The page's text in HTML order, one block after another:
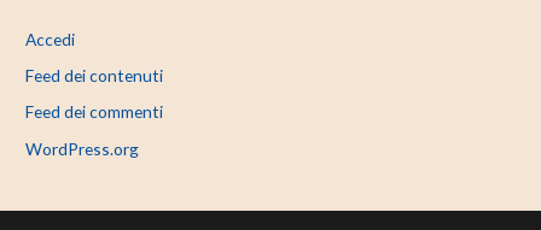
Accedi
Feed dei contenuti
Feed dei commenti
WordPress.org